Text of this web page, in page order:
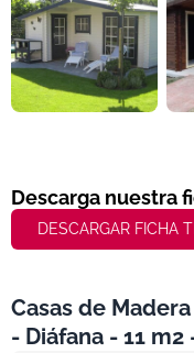
Descarga nuestra
DESCARGAR FICHA
Casas de
- Diáfana - 11